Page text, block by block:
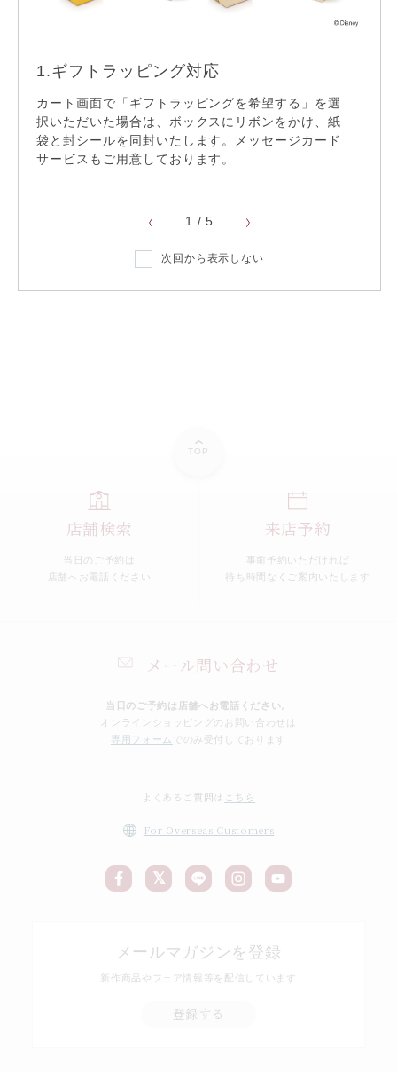
リフレッシュ仕上げ
サイズ直し
ショッピングガイド
TOP
メール問い合わせ
当日のご予約は店舗へお電話ください。
オンラインショッピングのお問い合わせは
専用フォーム
でのみ受付しております
店舗検索
当日のご予約は
店舗へお電話ください
来店予約
事前予約いただければ
待ち時間なくご案内いたします
よくあるご質問は こちら
For Overseas Customers
メールマガジンを登録
新作商品やフェア情報等を配信しています
登録する
1.ギフトラッピング対応
カート画面で「ギフトラッピングを希望する」を選
択いただいた場合は、ボックスにリボンをかけ、紙
袋と封シールを同封いたします。メッセージカード
サービスもご用意しております。
1 /5
次回から表示しない